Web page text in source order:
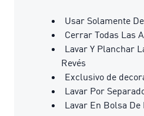
Usar Solamente
Cerrar Todas Las
Lavar Y Planchar
Revés
Exclusivo de
Lavar Por
Lavar En Bolsa De